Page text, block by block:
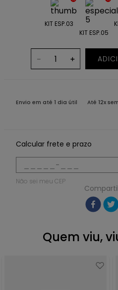
KIT ESP.03
KIT ESP.05
＋
－
Envio em até 1 dia útil Até 12x
Calcular frete e prazo
Não sei meu CEP
Quem viu,